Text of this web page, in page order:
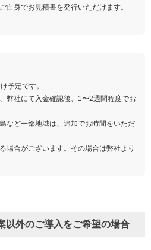
自身でお見積書を発行いただけます。
予定です。
弊社にて入金確認後、1〜2週間程度でお
など一部地域は、追加でお時間をいただ
場合がございます。その場合は弊社より
以外のご導入をご希望の場合